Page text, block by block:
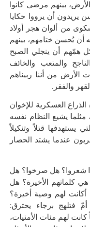
بينهم مرضى كانوا
أن يرووا حكايا
من ألوان هجر أولاد
أن يُحسن ختامهم، بينهم
همّهم أن ينجلي الصبح
والمتعب والخائف
الأرض من أننا ربيناهم
والفقر.
العسكرية للإخوان
مثلما يشيع النظام نفسه
يستهدفها قتلاً وتنكيلاً
عندما يشتد الحصار
شعروا؟ هل صرخوا؟ هل
كلماتهم الأخيرة؟ هل
أكانت لهم وصية أخيرة؟
فتلهج برجاء يحترق:
لهم مئات الأمنيات،